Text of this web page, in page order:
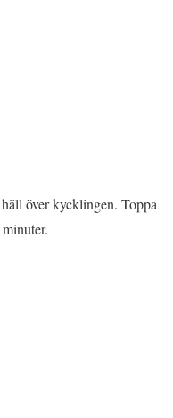
över kycklingen. Toppa